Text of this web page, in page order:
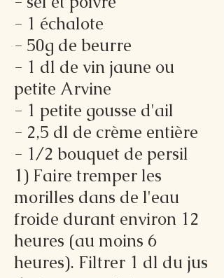
- 1 échalote
- 50g de beurre
- 1 dl de vin jaune ou
petite Arvine
- 1 petite gousse d'ail
- 2,5 dl de crème entière
- 1/2 bouquet de persil
1) Faire tremper les
morilles dans de l'eau
froide durant environ 12
heures (au moins 6
heures). Filtrer 1 dl du jus